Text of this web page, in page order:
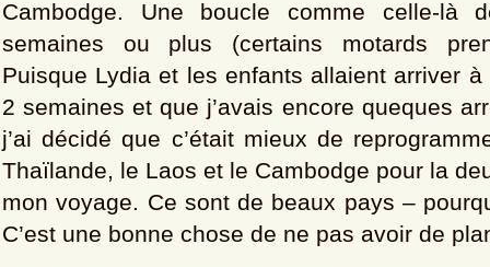
Cambodge. Une boucle comme celle-là
semaines ou plus (certains motards
Puisque Lydia et les enfants allaient arriver à
2 semaines et que j’avais encore queques
j’ai décidé que c’était mieux de
Thaïlande, le Laos et le Cambodge pour la
mon voyage. Ce sont de beaux pays –
C’est une bonne chose de ne pas avoir de